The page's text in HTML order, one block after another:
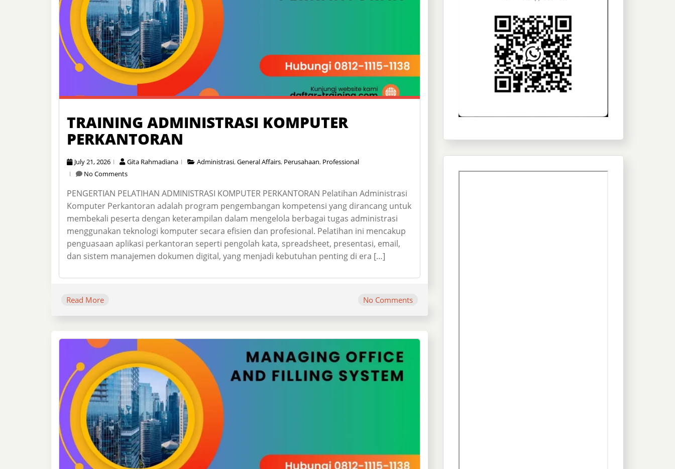
TRAINING ADMINISTRASI KOMPUTER
PERKANTORAN
July 21, 2026 Gita Rahmadiana Administrasi,General Affairs, Perusahaan, Professional
No Comments
PENGERTIAN PELATIHAN ADMINISTRASI KOMPUTER PERKANTORAN Pelatihan Administrasi
Komputer Perkantoran adalah program pengembangan kompetensi yang dirancang untuk
membekali peserta dengan keterampilan dalam mengelola berbagai tugas administrasi
menggunakan teknologi komputer secara efisien dan profesional. Pelatihan ini mencakup
penguasaan aplikasi perkantoran seperti pengolah kata, spreadsheet, presentasi, email,
dan sistem manajemen dokumen digital, yang menjadi kebutuhan penting di era […]
Read More No Comments